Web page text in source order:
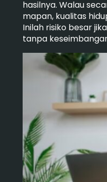
hasilnya. Walau
mapan, kualitas
Inilah risiko besar
tanpa